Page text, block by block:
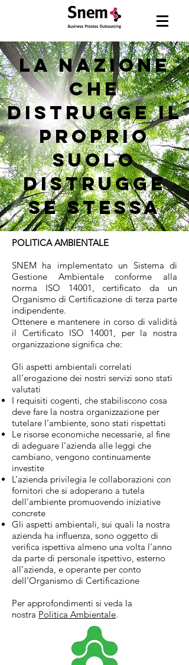
La nazione
che
distrugge il
proprio
suolo
distrugge
se stessa
POLITICA AMBIENTALE
SNEM ha implementato un Sistema di
Gestione Ambientale conforme alla
norma ISO 14001, certificato da un
Organismo di Certificazione di terza parte
indipendente.
Ottenere e mantenere in corso di validità
il Certificato ISO 14001, per la nostra
organizzazione significa che:
Gli aspetti ambientali correlati
all’erogazione dei nostri servizi sono stati
valutati
I requisiti cogenti, che stabiliscono cosa
deve fare la nostra organizzazione per
tutelare l’ambiente, sono stati rispettati
Le risorse economiche necessarie, al fine
di adeguare l’azienda alle leggi che
cambiano, vengono continuamente
investite
L’azienda privilegia le collaborazioni con
fornitori che si adoperano a tutela
dell’ambiente promuovendo iniziative
concrete
Gli aspetti ambientali, sui quali la nostra
azienda ha influenza, sono oggetto di
verifica ispettiva almeno una volta l’anno
da parte di personale ispettivo, esterno
all’azienda, e operante per conto
dell’Organismo di Certificazione
Per approfondimenti si veda la
nostra Politica Ambientale.